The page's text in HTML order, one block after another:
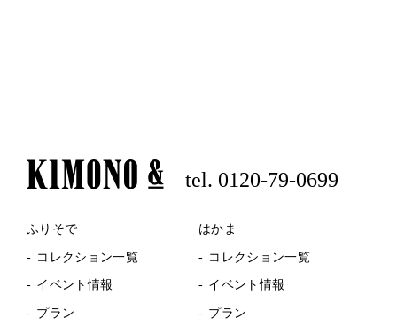
tel. 0120-79-0699
ふりそで
コレクション一覧
イベント情報
プラン
はかま
コレクション一覧
イベント情報
プラン